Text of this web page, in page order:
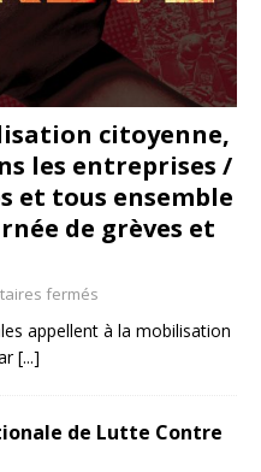
citoyenne,
les entreprises /
et tous ensemble
de grèves et
fermés
appellent à la mobilisation
[...]
de Lutte Contre